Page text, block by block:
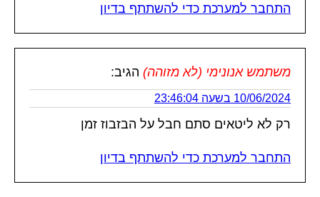
התחבר למערכת כדי להשתתף בדיון
משתמש אנונימי (לא מזוהה) הגיב:
10/06/2024 בשעה 23:46:04
רק לא ליטאים סתם חבל על הבזבוז זמן
התחבר למערכת כדי להשתתף בדיון